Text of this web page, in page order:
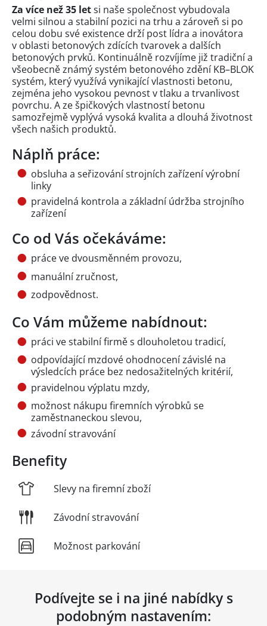
Za více než 35 letsi naše společnost vybudovala
velmi silnou a stabilní pozici na trhu a zároveň si po
celou dobu své existence drží post lídra a inovátora
v oblasti betonových zdících tvarovek a dalších
betonových prvků. Kontinuálně rozvíjíme již tradiční a
všeobecně známý systém betonového zdění KB–BLOK
systém, který využívá vynikající vlastnosti betonu,
zejména jeho vysokou pevnost v tlaku a trvanlivost
povrchu. A ze špičkových vlastností betonu
samozřejmě vyplývá vysoká kvalita a dlouhá životnost
všech našich produktů.
Náplň práce:
obsluha a seřizování strojních zařízení výrobní
linky
pravidelná kontrola a základní údržba strojního
zařízení
Co od Vás očekáváme:
práce ve dvousměnném provozu,
manuální zručnost,
zodpovědnost.
Co Vám můžeme nabídnout:
práci ve stabilní firmě s dlouholetou tradicí,
odpovídající mzdové ohodnocení závislé na
výsledcích práce bez nedosažitelných kritérií,
pravidelnou výplatu mzdy,
možnost nákupu firemních výrobků se
zaměstnaneckou slevou,
závodní stravování
Benefity
Slevy na firemní zboží
Závodní stravování
Možnost parkování
Podívejte se i na jiné nabídky s
podobným nastavením: